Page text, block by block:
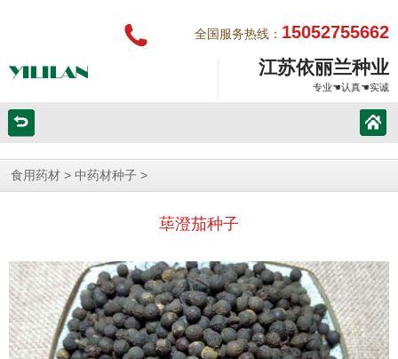
全国服务热线： 15052755662
江苏依丽兰种业
专业☚认真☚实诚
食用药材 > 中药材种子 >
荜澄茄种子